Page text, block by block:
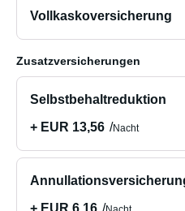
Vollkaskoversicherung
Zusatzversicherungen
Selbstbehaltreduktion
+ EUR 13,56
Nacht
+ EUR 6,16